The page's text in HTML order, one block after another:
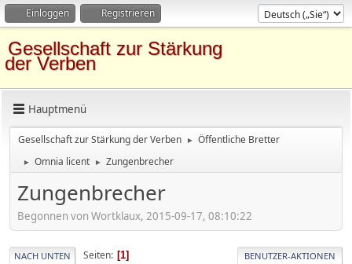
Einloggen Registrieren
Gesellschaft zur Stärkung
der Verben
Hauptmenü
Gesellschaft zur Stärkung der Verben ► Öffentliche Bretter
► Omnia licent ► Zungenbrecher
Zungenbrecher
Begonnen von Wortklaux, 2015-09-17, 08:10:22
NACH UNTEN Seiten 1 BENUTZER-AKTIONEN